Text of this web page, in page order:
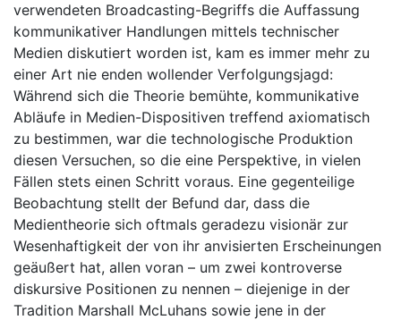
verwendeten Broadcasting-Begriffs die Auffassung
kommunikativer Handlungen mittels technischer
Medien diskutiert worden ist, kam es immer mehr zu
einer Art nie enden wollender Verfolgungsjagd:
Während sich die Theorie bemühte, kommunikative
Abläufe in Medien-Dispositiven treffend axiomatisch
zu bestimmen, war die technologische Produktion
diesen Versuchen, so die eine Perspektive, in vielen
Fällen stets einen Schritt voraus. Eine gegenteilige
Beobachtung stellt der Befund dar, dass die
Medientheorie sich oftmals geradezu visionär zur
Wesenhaftigkeit der von ihr anvisierten Erscheinungen
geäußert hat, allen voran – um zwei kontroverse
diskursive Positionen zu nennen – diejenige in der
Tradition Marshall McLuhans sowie jene in der